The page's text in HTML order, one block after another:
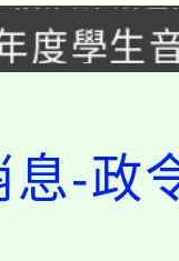
度學生
選結果(
年度第
選結果
學推廣
息-政